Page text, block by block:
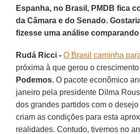
Espanha, no Brasil, PMDB fica
da Câmara e do Senado.
fizesse uma análise
Rudá Ricci - O Brasil caminha
próxima à que gerou o
Podemos. O pacote econômico
janeiro pela presidente Dilma
dos grandes partidos com o
criam as condições para esta
realidades. Contudo, tivemos no